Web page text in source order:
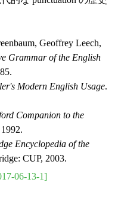
Geoffrey Leech,
Grammar of the English
Modern English Usage.
Companion to the
Encyclopedia of the
CUP, 2003.
06-13-1]